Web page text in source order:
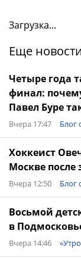
Загрузка...
Еще
Четыре года
финал:
Павел Буре
Вчера 17:47 Блог
Хоккеист
Москве
Вчера 12:50 Блог
Восьмой
в
Вчера 14:46